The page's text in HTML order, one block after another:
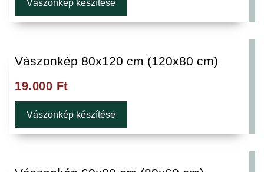
Vászonkép készítése
Vászonkép 80x120 cm (120x80 cm)
19.000 Ft
Vászonkép készítése